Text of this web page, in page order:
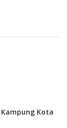
Kota